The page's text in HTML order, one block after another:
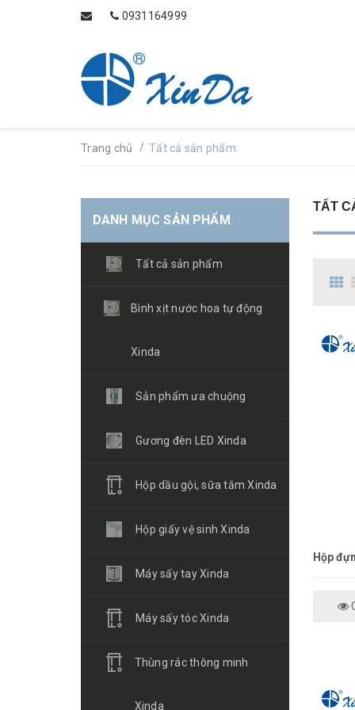
0931164999
Trang chủ / Tất cả sản phẩm
TẤT
DANH MỤC SẢN PHẨM
Tất cả sản phẩm
Bình xịt nước hoa tự động
Xinda
Sản phẩm ưa chuộng
Gương đèn LED Xinda
Hộp dầu gội, sữa tắm Xinda
Hộp giấy vệ sinh Xinda
Máy sấy tay Xinda
Máy sấy tóc Xinda
Thùng rác thông minh
Xinda